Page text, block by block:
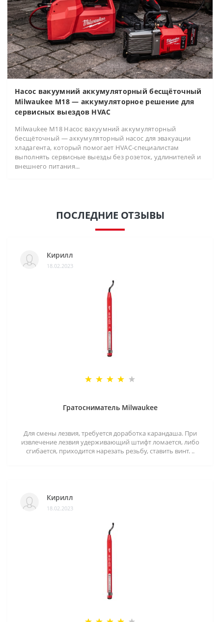
Насос вакуумний аккумуляторный бесщёточный
Milwaukee M18 — аккумуляторное решение для
сервисных выездов HVAC
Milwaukee M18 Насос вакуумний аккумуляторный
бесщёточный — аккумуляторный насос для эвакуации
хладагента, который помогает HVAC-специалистам
выполнять сервисные выезды без розеток, удлинителей и
внешнего питания...
ПОСЛЕДНИЕ ОТЗЫВЫ
Кирилл
18.02.2023
Гратосниматель Milwaukee
Для смены лезвия, требуется доработка карандаша. При
извлечение лезвия удерживающий штифт ломается, либо
сгибается, приходится нарезать резьбу, ставить винт. ..
Кирилл
18.02.2023